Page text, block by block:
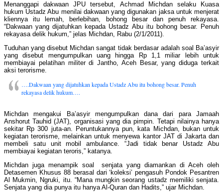
Menanggapi dakwaan JPU tersebut, Achmad Michdan selaku Kuasa
hukum Ustadz Abu menilai dakwaan yang digunakan jaksa untuk menjerat
kliennya itu lemah, berlebihan, bohong besar dan penuh rekayasa.
“Dakwaan yang dijatuhkan kepada Ustadz Abu itu bohong besar. Penuh
rekayasa delik hukum,” jelas Michdan, Rabu (2/1/2011).
Tuduhan yang disebut Michdan sangat tidak berdasar adalah soal Ba’asyir
yang disebut mengumpulkan uang hingga Rp 1,1 miliar lebih untuk
membiayai pelatihan militer di Jantho, Aceh Besar, yang diduga terkait
aksi terorisme.
….Dakwaan yang dijatuhkan kepada Ustadz Abu itu bohong besar. Penuh
rekayasa delik hukum….
Michdan mengakui Ba’asyir mengumpulkan dana dari para Jamaah
Anshorut Tauhid (JAT), organisasi yang dia pimpin. Tetapi nilainya hanya
sekitar Rp 300 juta-an. Peruntukannya pun, kata Michdan, bukan untuk
kegiatan terorisme, melainkan untuk menyewa kantor JAT di Jakarta dan
membeli satu unit mobil ambulance. “Jadi tidak benar Ustadz Abu
membiayai kegiatan teroris,” katanya.
Michdan juga menampik soal senjata yang diamankan di Aceh oleh
Detasemen Khusus 88 berasal dari ‘koleksi’ pengasuh Pondok Pesantren
Al Mukmin, Ngruki, itu. “Mana mungkin seorang ustadz memiliki senjata.
Senjata yang dia punya itu hanya Al-Quran dan Hadits,” ujar Michdan.